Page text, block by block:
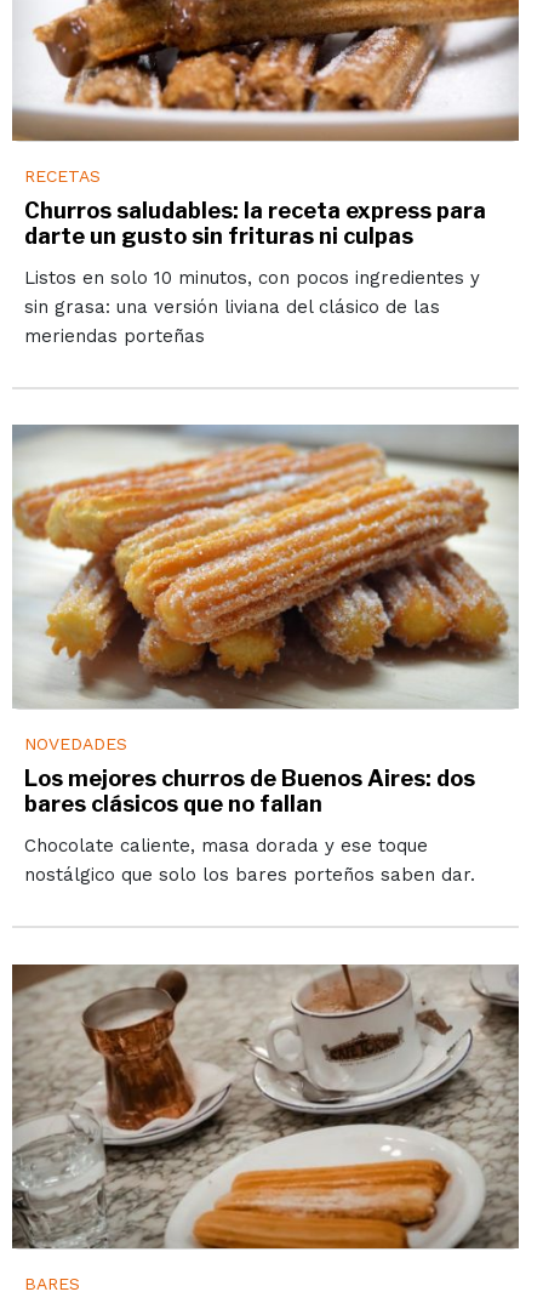
RECETAS
Churros saludables: la receta express para
darte un gusto sin frituras ni culpas
Listos en solo 10 minutos, con pocos ingredientes y
sin grasa: una versión liviana del clásico de las
meriendas porteñas
NOVEDADES
Los mejores churros de Buenos Aires: dos
bares clásicos que no fallan
Chocolate caliente, masa dorada y ese toque
nostálgico que solo los bares porteños saben dar.
BARES